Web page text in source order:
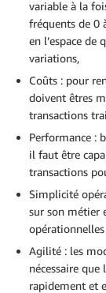
variable à la
fréquents de 0
en l’espace de
variations,
Coûts : pour
doivent êtres
transactions
Performance :
il faut être
transactions
Simplicité
sur son métier
Agilité : les
nécessaire
rapidement et